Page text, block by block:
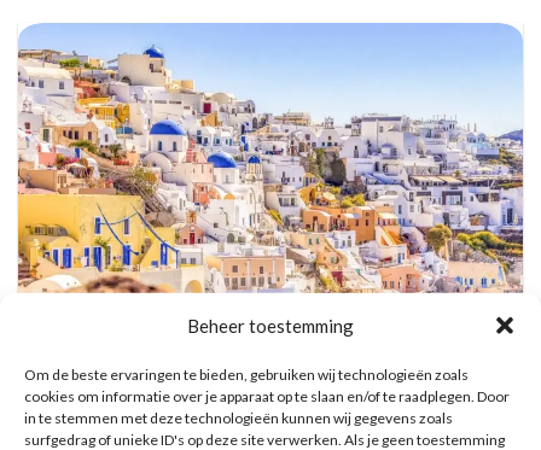
Beheer toestemming
Om de beste ervaringen te bieden, gebruiken wij technologieën zoals
cookies om informatie over je apparaat op te slaan en/of te raadplegen. Door
in te stemmen met deze technologieën kunnen wij gegevens zoals
surfgedrag of unieke ID's op deze site verwerken. Als je geen toestemming
Dagtocht met de mooiste bezienswaardigheden, wijnproeven & zonsondergang
in Oia
Reserveer hier tickets